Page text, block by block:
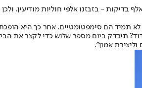
אמר עוד: "יש 70 אלף בדיקות בישראל ובהמשך יהיו מאה אלף. כשאני מסיים
תמיד הם סימפטומטיים. אחר כך היא
אמון".